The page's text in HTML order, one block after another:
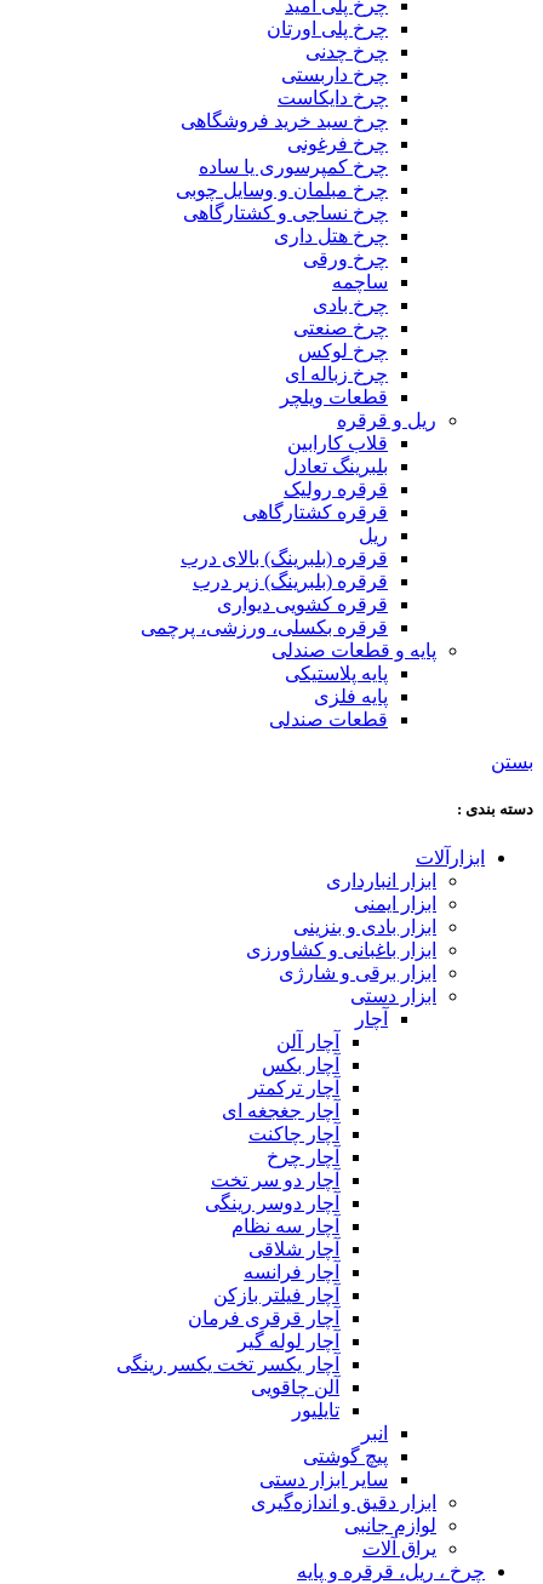
چرخ پلی آمید
چرخ پلی اورتان
چرخ چدنی
چرخ داربستی
چرخ دایکاست
چرخ سبد خرید فروشگاهی
چرخ فرغونی
چرخ کمپرسوری یا ساده
چرخ مبلمان و وسایل چوبی
چرخ نساجی و کشتارگاهی
چرخ هتل داری
چرخ ورقی
ساچمه
چرخ بادی
چرخ صنعتی
چرخ لوکس
چرخ زباله ای
قطعات ویلچر
ریل و قرقره
قلاب کارابین
بلبرینگ تعادل
قرقره رولیک
قرقره کشتارگاهی
ریل
قرقره (بلبرینگ) بالای درب
قرقره (بلبرینگ) زیر درب
قرقره کشویی دیواری
قرقره بکسلی، ورزشی، پرچمی
پایه و قطعات صندلی
پایه پلاستیکی
پایه فلزی
قطعات صندلی
بستن
دسته‌ بندی :
ابزارآلات
ابزار انبارداری
ابزار ایمنی
ابزار بادی و بنزینی
ابزار باغبانی و کشاورزی
ابزار برقی و شارژی
ابزار دستی
آچار
آچار آلن
آچار بکس
آچار ترکمتر
آچار جغجغه ای
آچار چاکنت
آچار چرخ
آچار دو سر تخت
آچار دوسر رینگی
آچار سه نظام
آچار شلاقی
آچار فرانسه
آچار فیلتر بازکن
آچار قرقری فرمان
آچار لوله گیر
آچار یکسر تخت یکسر رینگی
آلن چاقویی
تایلیور
انبر
پیچ گوشتی
سایر ابزار دستی
ابزار دقیق و اندازه‌گیری
لوازم جانبی
یراق آلات
چرخ ، ریل، قرقره و پایه